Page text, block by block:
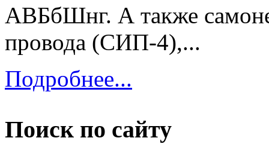
АВБбШнг. А также
провода (СИП-4),...
Подробнее...
Поиск по сайту